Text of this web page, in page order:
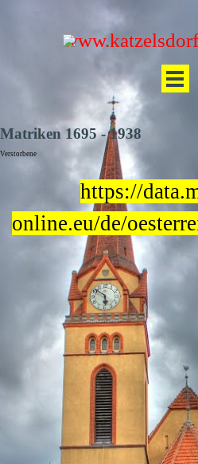
Matriken 1695 - 1938
Verstorbene
https://
online.eu/de/